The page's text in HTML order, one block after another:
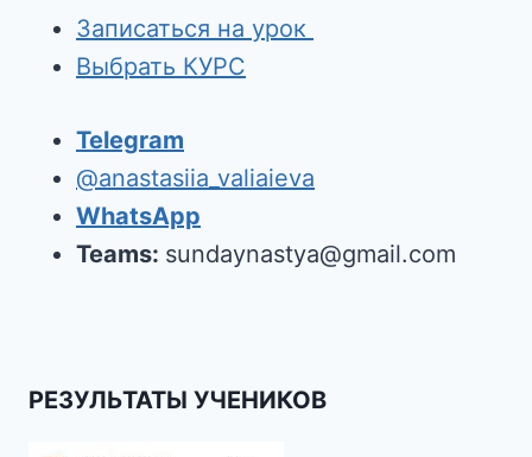
Записаться на урок
Выбрать КУРС
Telegram
@anastasiia_valiaieva
WhatsApp
Teams: sundaynastya@gmail.com
РЕЗУЛЬТАТЫ УЧЕНИКОВ